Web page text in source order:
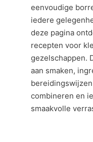
eenvoudige
iedere
deze pagina
recepten voor
gezelschappen.
aan smaken,
combineren en
smaakvolle